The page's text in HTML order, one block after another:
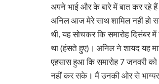
अपने भाई और के बारे में बात कर रहे हैं
अनिल आज मेरे साथ शामिल नहीं हो
थी, यह सोचकर कि समारोह दिसंबर
था (हंसते हुए)। अनिल ने शायद यह
एहसास हुआ कि समारोह 7 जनवरी
नहीं कर सके। मैं उनकी ओर से